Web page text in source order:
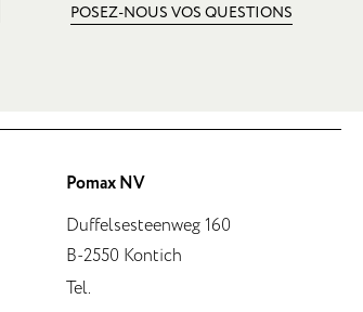
POSEZ-NOUS VOS QUESTIONS
Pomax NV
Duffelsesteenweg 160
B-2550 Kontich
Tel.